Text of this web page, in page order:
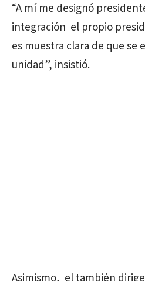
“A mí me designó
integración el propio
es muestra clara de que se
unidad”, insistió.